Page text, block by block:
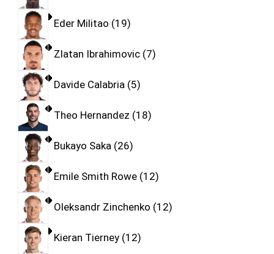
Eder Militao 19
Zlatan Ibrahimovic 7
Davide Calabria 5
Theo Hernandez 18
Bukayo Saka 26
Emile Smith Rowe 12
Oleksandr Zinchenko 12
Kieran Tierney 12